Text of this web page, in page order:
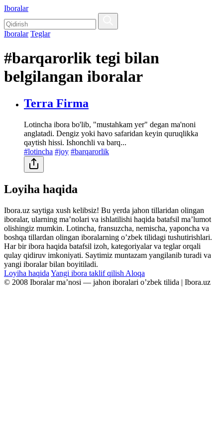
Iboralar
Iboralar Teglar
#barqarorlik tegi bilan
belgilangan iboralar
Terra Firma
Lotincha ibora bo'lib, "mustahkam yer" degan ma'noni
anglatadi. Dengiz yoki havo safaridan keyin quruqlikka
qaytish hissi. Ishonchli va barq...
#lotincha #joy #barqarorlik
Loyiha haqida
Ibora.uz saytiga xush kelibsiz! Bu yerda jahon tillaridan olingan
iboralar, ularning maʼnolari va ishlatilishi haqida batafsil maʼlumot
olishingiz mumkin. Lotincha, fransuzcha, nemischa, yaponcha va
boshqa tillardan olingan iboralarning oʼzbek tilidagi tushutirishlari.
Har bir ibora haqida batafsil izoh, kategoriyalar va teglar orqali
qulay qidiruv imkoniyati. Saytimiz muntazam yangilanib turadi va
yangi iboralar bilan boyitiladi.
Loyiha haqida Yangi ibora taklif qilish Aloqa
© 2008 Iboralar maʼnosi — jahon iboralari oʼzbek tilida | Ibora.uz